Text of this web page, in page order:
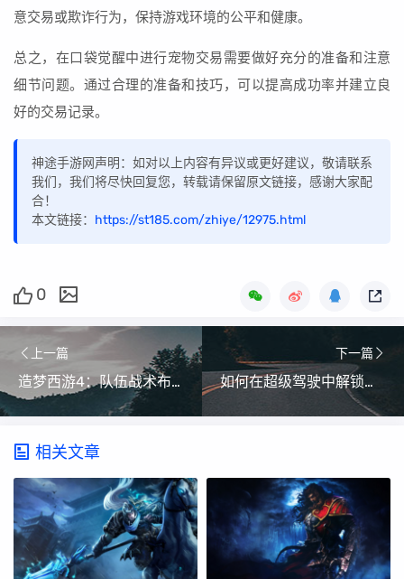
意交易或欺诈行为，保持游戏环境的公平和健康。
总之，在口袋觉醒中进行宠物交易需要做好充分的准备和注意
细节问题。通过合理的准备和技巧，可以提高成功率并建立良
好的交易记录。
神途手游网声明：如对以上内容有异议或更好建议，敬请联系
我们，我们将尽快回复您，转载请保留原文链接，感谢大家配
合！
本文链接： https://st185.com/zhiye/12975.html
0
上一篇
造梦西游4：队伍战术布局指南
下一篇
如何在超级驾驶中解锁更多的赛道？
相关文章